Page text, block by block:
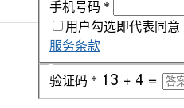
手机号码 *
用户勾选即代表同意
服务条款
验证码 *